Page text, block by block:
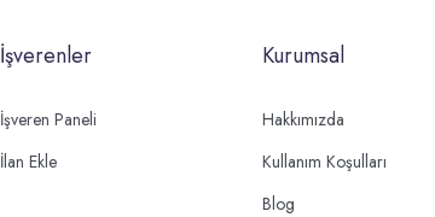
İşverenler
İşveren Paneli
İlan Ekle
Kurumsal
Hakkımızda
Kullanım Koşulları
Blog